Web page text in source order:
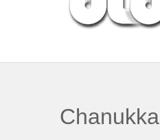
Chanukka